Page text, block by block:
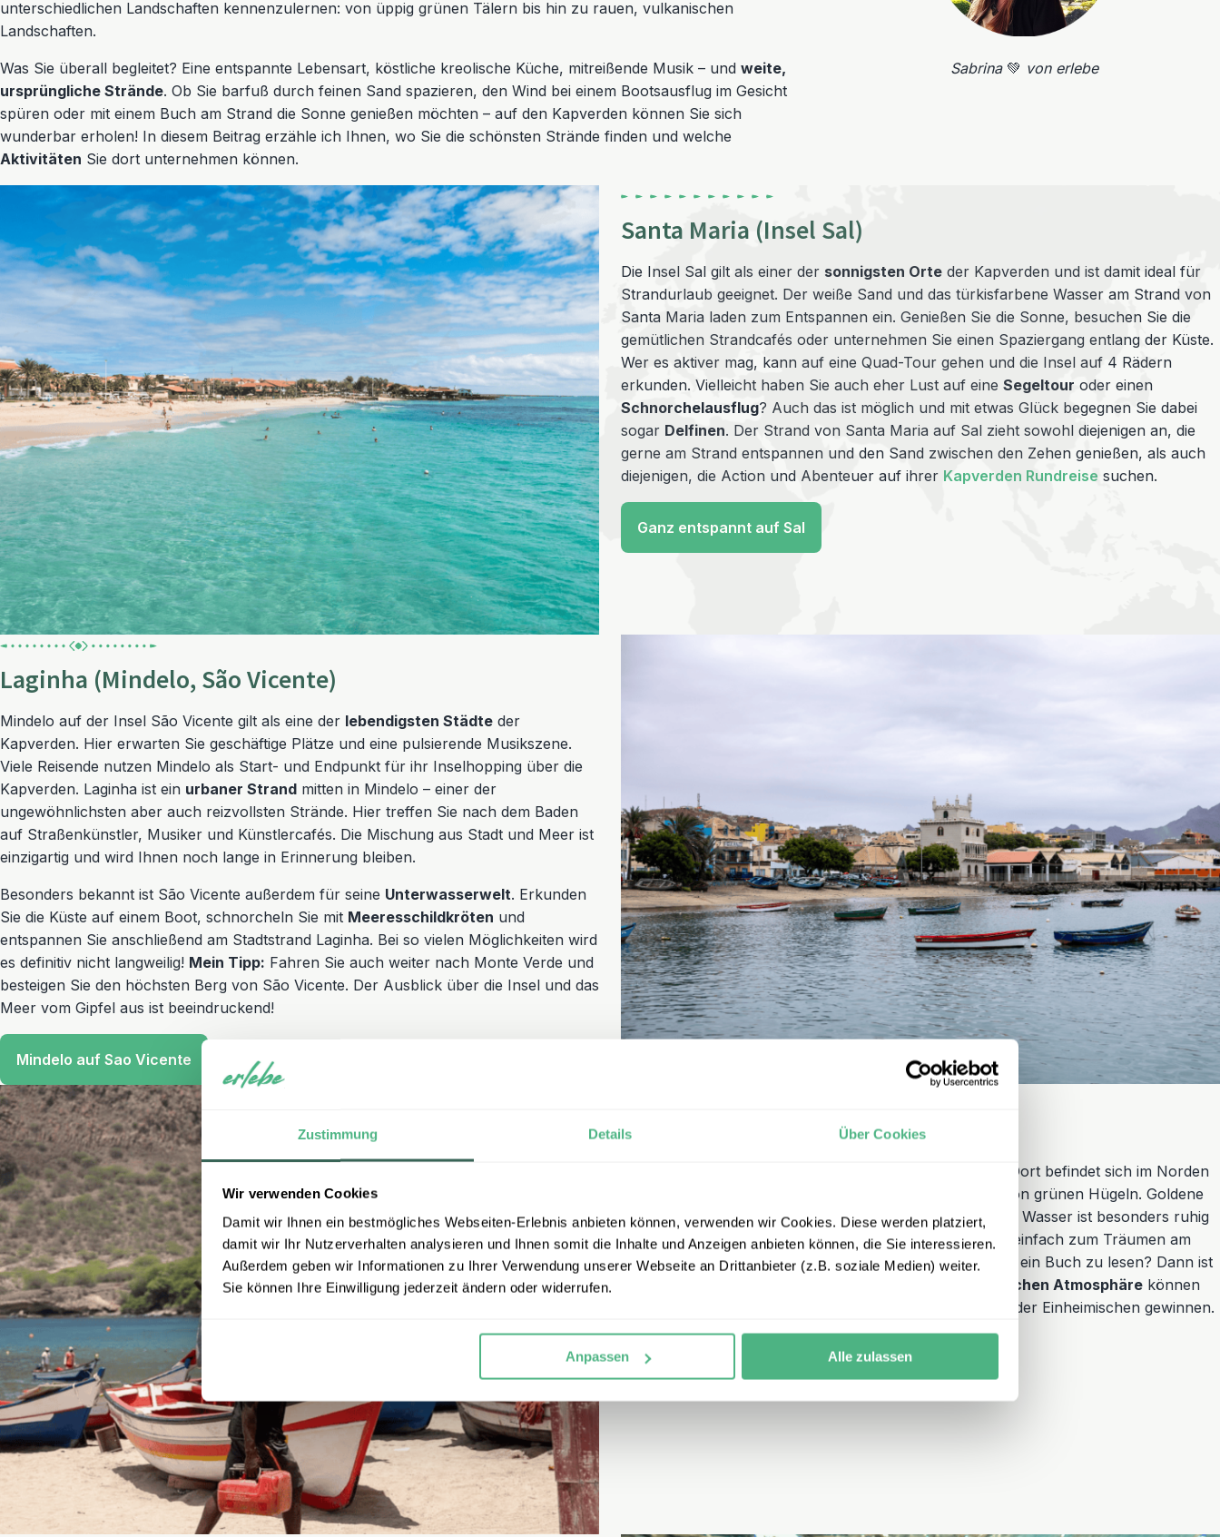
Zustimmung Details Über Cookies
Wir verwenden Cookies
Damit wir Ihnen ein bestmögliches Webseiten-Erlebnis anbieten können, verwenden wir Cookies. Diese werden platziert,
damit wir Ihr Nutzerverhalten analysieren und Ihnen somit die Inhalte und Anzeigen anbieten können, die Sie interessieren.
Außerdem geben wir Informationen zu Ihrer Verwendung unserer Webseite an Drittanbieter (z.B. soziale Medien) weiter.
Sie können Ihre Einwilligung jederzeit ändern oder widerrufen.
Anpassen Alle zulassen
unterschiedlichen Landschaften kennenzulernen: von üppig grünen Tälern bis hin zu rauen, vulkanischen
Landschaften.
Was Sie überall begleitet? Eine entspannte Lebensart, köstliche kreolische Küche, mitreißende Musik – und weite,
ursprüngliche Strände. Ob Sie barfuß durch feinen Sand spazieren, den Wind bei einem Bootsausflug im Gesicht
spüren oder mit einem Buch am Strand die Sonne genießen möchten – auf den Kapverden können Sie sich
wunderbar erholen! In diesem Beitrag erzähle ich Ihnen, wo Sie die schönsten Strände finden und welche
Aktivitäten Sie dort unternehmen können.
Sabrina 💚 von erlebe
Santa Maria (Insel Sal)
Die Insel Sal gilt als einer der sonnigsten Orte der Kapverden und ist damit ideal für
Strandurlaub geeignet. Der weiße Sand und das türkisfarbene Wasser am Strand von
Santa Maria laden zum Entspannen ein. Genießen Sie die Sonne, besuchen Sie die
gemütlichen Strandcafés oder unternehmen Sie einen Spaziergang entlang der Küste.
Wer es aktiver mag, kann auf eine Quad-Tour gehen und die Insel auf 4 Rädern
erkunden. Vielleicht haben Sie auch eher Lust auf eine Segeltour oder einen
Schnorchelausflug? Auch das ist möglich und mit etwas Glück begegnen Sie dabei
sogar Delfinen. Der Strand von Santa Maria auf Sal zieht sowohl diejenigen an, die
gerne am Strand entspannen und den Sand zwischen den Zehen genießen, als auch
diejenigen, die Action und Abenteuer auf ihrer Kapverden Rundreise suchen.
Ganz entspannt auf Sal
Laginha (Mindelo, São Vicente)
Mindelo auf der Insel São Vicente gilt als eine der lebendigsten Städte der
Kapverden. Hier erwarten Sie geschäftige Plätze und eine pulsierende Musikszene.
Viele Reisende nutzen Mindelo als Start- und Endpunkt für ihr Inselhopping über die
Kapverden. Laginha ist ein urbaner Strand mitten in Mindelo – einer der
ungewöhnlichsten aber auch reizvollsten Strände. Hier treffen Sie nach dem Baden
auf Straßenkünstler, Musiker und Künstlercafés. Die Mischung aus Stadt und Meer ist
einzigartig und wird Ihnen noch lange in Erinnerung bleiben.
Besonders bekannt ist São Vicente außerdem für seine Unterwasserwelt. Erkunden
Sie die Küste auf einem Boot, schnorcheln Sie mit Meeresschildkröten und
entspannen Sie anschließend am Stadtstrand Laginha. Bei so vielen Möglichkeiten wird
es definitiv nicht langweilig! Mein Tipp: Fahren Sie auch weiter nach Monte Verde und
besteigen Sie den höchsten Berg von São Vicente. Der Ausblick über die Insel und das
Meer vom Gipfel aus ist beeindruckend!
Mindelo auf Sao Vicente
Tarrafal (Insel Santiago)
ist die Insel Santigao. Dort befindet sich im Norden
Tarrafal – eine malerische, geschützte Bucht umgeben von grünen Hügeln. Goldene
Strände, Palmen und bunte Fische erwarten Sie hier. Das Wasser ist besonders ruhig
und ideal geeignet zumSchwimmen, Schnorchelnoder einfach zum Träumen am
Ufer. Sie haben sich vorgenommen, während Ihrer Reise ein Buch zu lesen? Dann ist
dörflichen Atmosphäre können
Sie Fischerboote beobachten und Einblicke in den Alltag der Einheimischen gewinnen.
Tropisches Tarrafal